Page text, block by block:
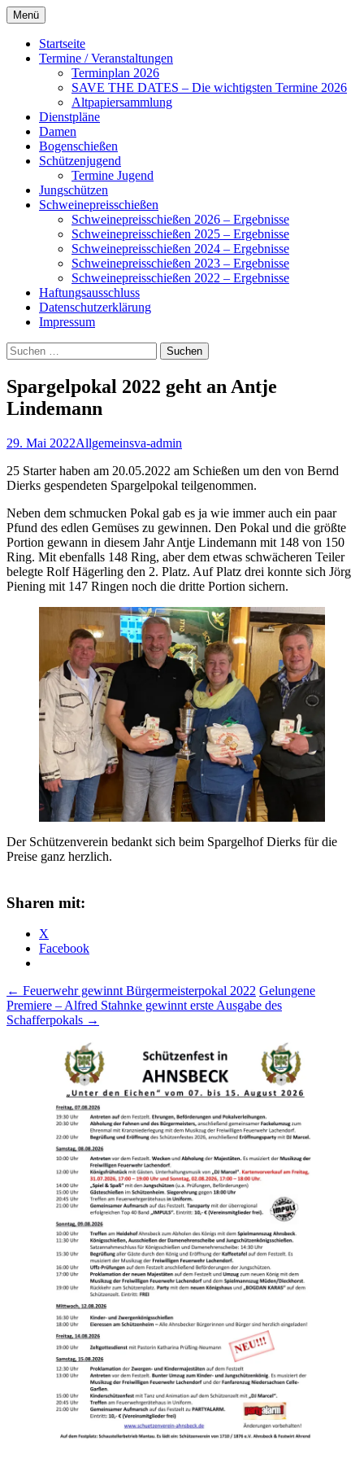
Zum
Inhalt
springen
Schützenverein Ahnsbeck
Ahnsbeck
Menü
Startseite
Termine / Veranstaltungen
Terminplan 2026
SAVE THE DATES – Die wichtigsten Termine 2026
Altpapiersammlung
Dienstpläne
Damen
Bogenschießen
Schützenjugend
Termine Jugend
Jungschützen
Schweinepreisschießen
Schweinepreisschießen 2026 – Ergebnisse
Schweinepreisschießen 2025 – Ergebnisse
Schweinepreisschießen 2024 – Ergebnisse
Schweinepreisschießen 2023 – Ergebnisse
Schweinepreisschießen 2022 – Ergebnisse
Haftungsausschluss
Datenschutzerklärung
Impressum
Suchen
nach:
Spargelpokal 2022 geht an Antje
Lindemann
29. Mai 2022Allgemeinsva-admin
25 Starter haben am 20.05.2022 am Schießen um den von Bernd
Dierks gespendeten Spargelpokal teilgenommen.
Neben dem schmucken Pokal gab es ja wie immer auch ein paar
Pfund des edlen Gemüses zu gewinnen. Den Pokal und die größte
Portion gewann in diesem Jahr Antje Lindemann mit 148 von 150
Ring. Mit ebenfalls 148 Ring, aber dem etwas schwächeren Teiler
belegte Rolf Hägerling den 2. Platz. Auf Platz drei konnte sich Jörg
Piening mit 147 Ringen noch die dritte Portion sichern.
Der Schützenverein bedankt sich beim Spargelhof Dierks für die
Preise ganz herzlich.
Sharen mit:
X
Facebook
Beitragsnavigation
← Feuerwehr gewinnt Bürgermeisterpokal 2022 Gelungene
Premiere – Alfred Stahnke gewinnt erste Ausgabe des
Schafferpokals →